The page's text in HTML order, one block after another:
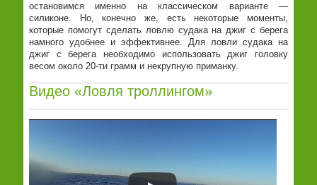
остановимся именно на классическом варианте —
силиконе. Но, конечно же, есть некоторые моменты,
которые помогут сделать ловлю судака на джиг с берега
намного удобнее и эффективнее. Для ловли судака на
джиг с берега необходимо использовать джиг головку
весом около 20-ти грамм и некрупную приманку.
Видео «Ловля троллингом»